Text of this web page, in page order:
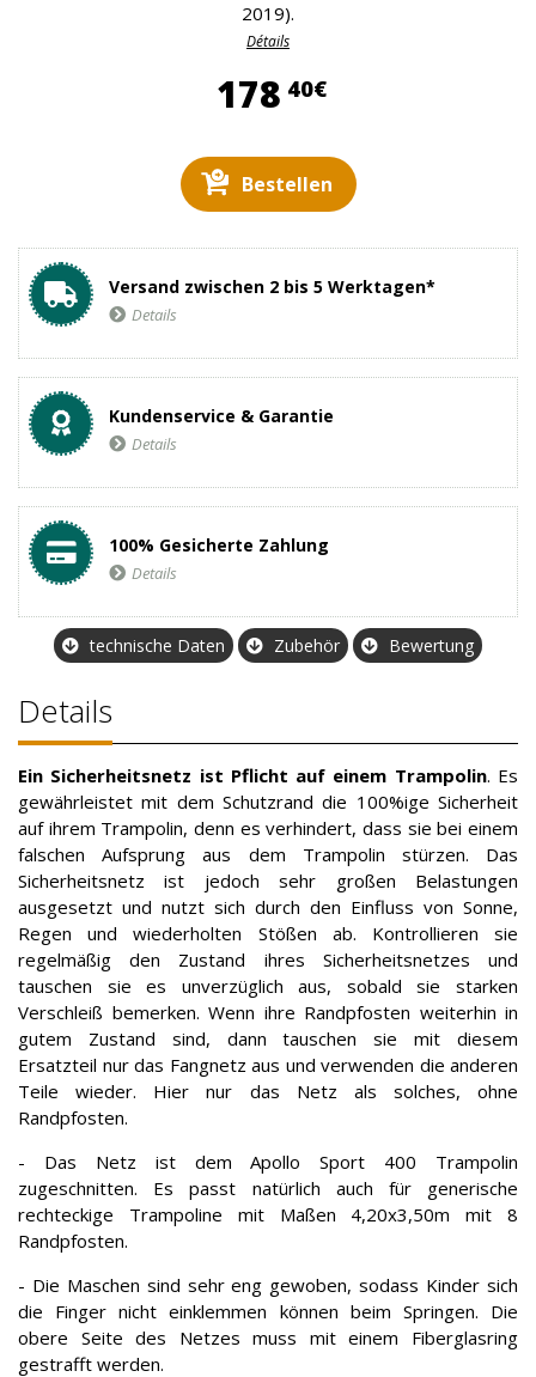
2019).
Détails
178 40€178,40 €
Bestellen
Versand zwischen 2 bis 5 Werktagen*
Details
Kundenservice & Garantie
Details
100% Gesicherte Zahlung
Details
technische Daten Zubehör Bewertung
Details
Ein Sicherheitsnetz ist Pflicht auf einem Trampolin. Es
gewährleistet mit dem Schutzrand die 100%ige Sicherheit
auf ihrem Trampolin, denn es verhindert, dass sie bei einem
falschen Aufsprung aus dem Trampolin stürzen. Das
Sicherheitsnetz ist jedoch sehr großen Belastungen
ausgesetzt und nutzt sich durch den Einfluss von Sonne,
Regen und wiederholten Stößen ab. Kontrollieren sie
regelmäßig den Zustand ihres Sicherheitsnetzes und
tauschen sie es unverzüglich aus, sobald sie starken
Verschleiß bemerken. Wenn ihre Randpfosten weiterhin in
gutem Zustand sind, dann tauschen sie mit diesem
Ersatzteil nur das Fangnetz aus und verwenden die anderen
Teile wieder. Hier nur das Netz als solches, ohne
Randpfosten.
- Das Netz ist dem Apollo Sport 400 Trampolin
zugeschnitten. Es passt natürlich auch für generische
rechteckige Trampoline mit Maßen 4,20x3,50m mit 8
Randpfosten.
- Die Maschen sind sehr eng gewoben, sodass Kinder sich
die Finger nicht einklemmen können beim Springen. Die
obere Seite des Netzes muss mit einem Fiberglasring
gestrafft werden.